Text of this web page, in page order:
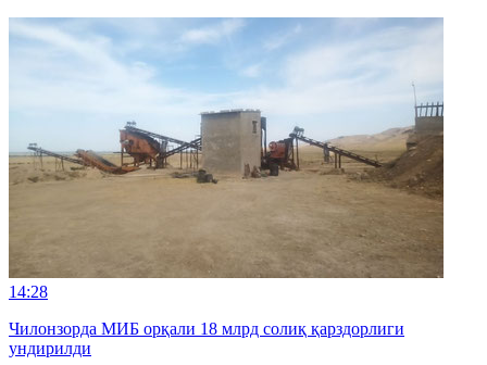
14:28
Чилонзорда МИБ орқали 18 млрд солиқ қарздорлиги
ундирилди